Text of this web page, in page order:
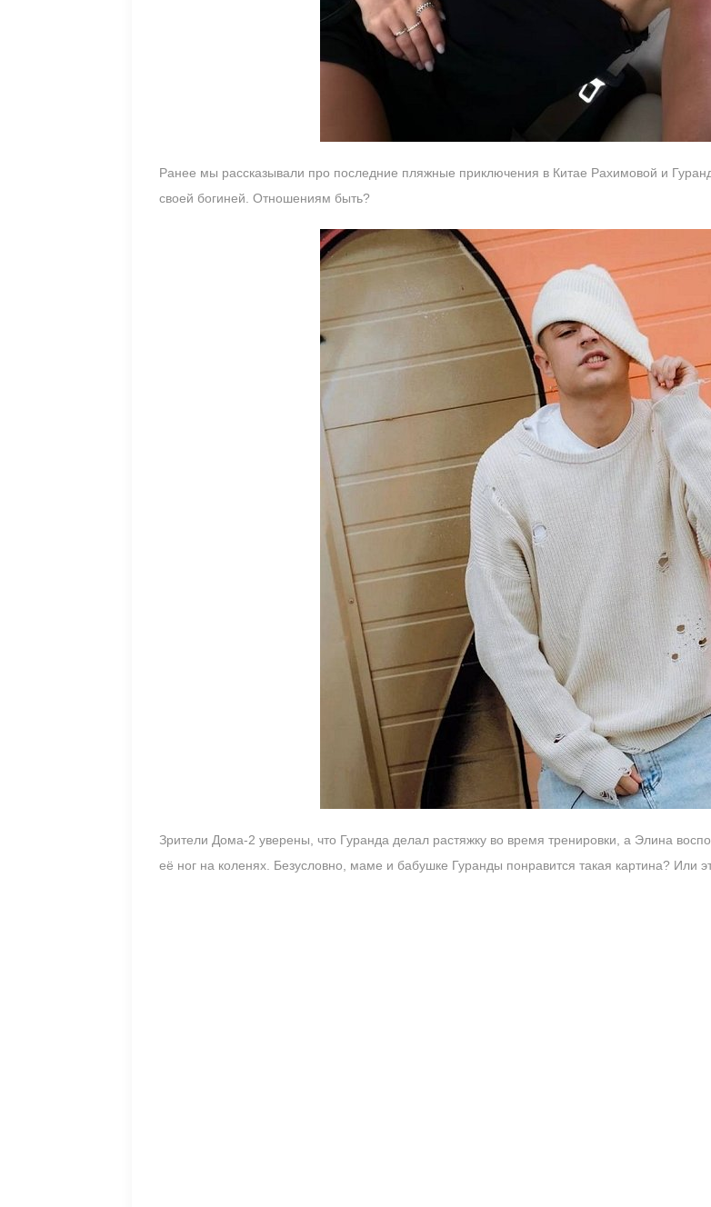
Ранее мы рассказывали про последние пляжные приключения в Китае Рахимовой и
своей богиней. Отношениям быть?
Зрители Дома-2 уверены, что Гуранда делал растяжку во время тренировки, а Элина
её ног на коленях. Безусловно, маме и бабушке Гуранды понравится такая картина? Или